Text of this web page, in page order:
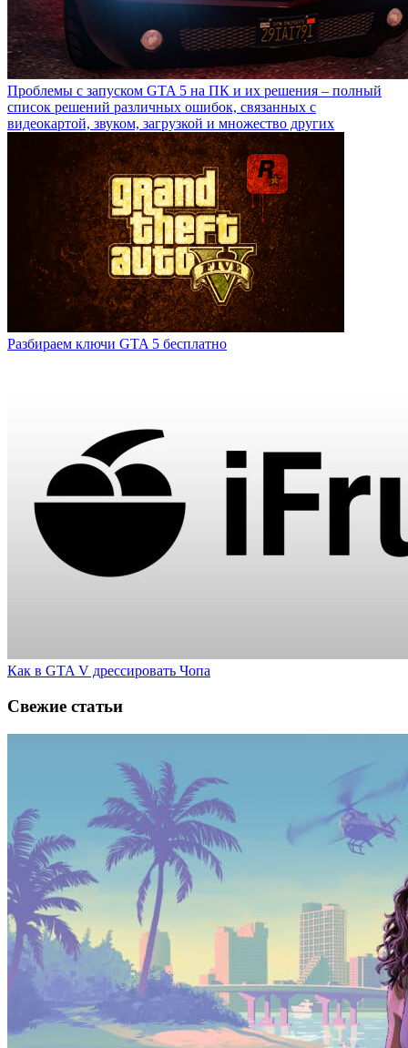
Проблемы с запуском GTA 5 на ПК и их решения – полный
список решений различных ошибок, связанных с
видеокартой, звуком, загрузкой и множество других
Разбираем ключи GTA 5 бесплатно
Как в GTA V дрессировать Чопа
Свежие статьи